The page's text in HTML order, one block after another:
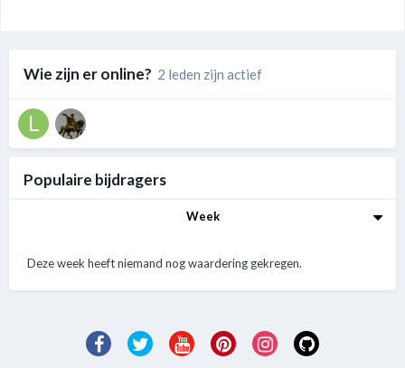
Wie zijn er online? 2 leden zijn actief
Populaire bijdragers
Week
Deze week heeft niemand nog waardering gekregen.